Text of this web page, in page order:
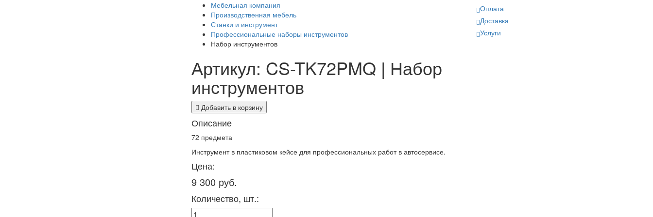
Мебельная компания
Производственная мебель
Станки и инструмент
Профессиональные наборы инструментов
Набор инструментов
Артикул: CS-TK72PMQ | Набор
инструментов
Добавить в корзину
Описание
72 предмета
Инструмент в пластиковом кейсе для профессиональных работ в автосервисе.
Цена:
9 300 руб.
Количество, шт.:
Оплата
Доставка
Услуги